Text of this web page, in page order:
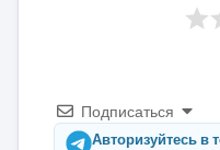
Подписаться
Авторизуйтесь в